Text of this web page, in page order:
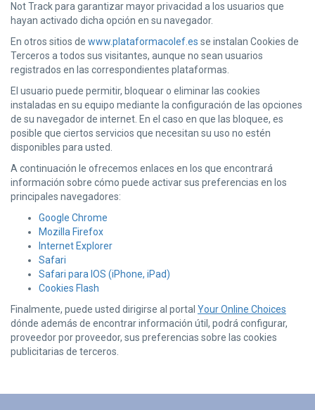
Not Track para garantizar mayor privacidad a los usuarios que
hayan activado dicha opción en su navegador.
En otros sitios de www.plataformacolef.es se instalan Cookies de
Terceros a todos sus visitantes, aunque no sean usuarios
registrados en las correspondientes plataformas.
El usuario puede permitir, bloquear o eliminar las cookies
instaladas en su equipo mediante la configuración de las opciones
de su navegador de internet. En el caso en que las bloquee, es
posible que ciertos servicios que necesitan su uso no estén
disponibles para usted.
A continuación le ofrecemos enlaces en los que encontrará
información sobre cómo puede activar sus preferencias en los
principales navegadores:
Google Chrome
Mozilla Firefox
Internet Explorer
Safari
Safari para IOS (iPhone, iPad)
Cookies Flash
Finalmente, puede usted dirigirse al portal Your Online Choices
dónde además de encontrar información útil, podrá configurar,
proveedor por proveedor, sus preferencias sobre las cookies
publicitarias de terceros.